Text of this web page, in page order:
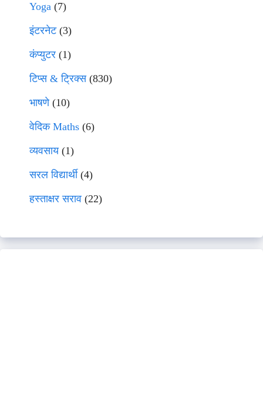
Yoga (7)
इंटरनेट(3)
कंप्युटर (1)
टिप्स & ट्रिक्स(830)
भाषणे(10)
वेदिक Maths (6)
व्यवसाय(1)
सरल विद्यार्थी(4)
हस्ताक्षर सराव (22)